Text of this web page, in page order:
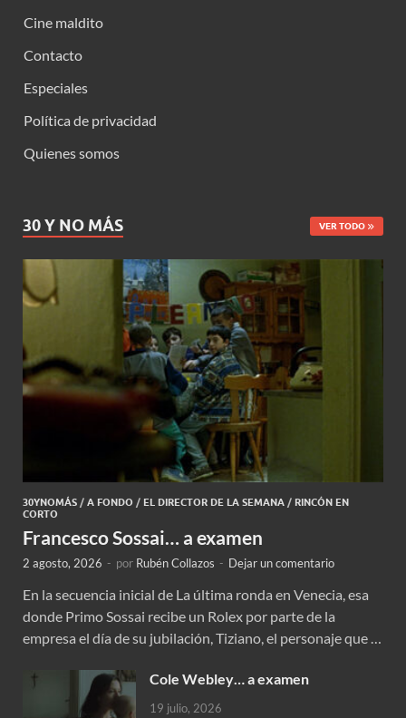
Cine maldito
Contacto
Especiales
Política de privacidad
Quienes somos
30 Y NO MÁS VER TODO
30YNOMÁS / A FONDO / EL DIRECTOR DE LA SEMANA / RINCÓN EN
CORTO
Francesco Sossai… a examen
2 agosto, 2026 - por Rubén Collazos - Dejar un comentario
En la secuencia inicial de La última ronda en Venecia, esa
donde Primo Sossai recibe un Rolex por parte de la
empresa el día de su jubilación, Tiziano, el personaje que …
Cole Webley… a examen
19 julio, 2026